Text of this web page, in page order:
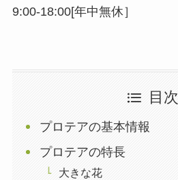
9:00-18:00[年中無休］
目次
プロテアの基本情報
プロテアの特長
大きな花